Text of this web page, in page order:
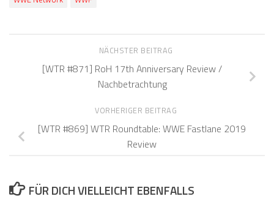
NÄCHSTER BEITRAG
[WTR #871] RoH 17th Anniversary Review /
Nachbetrachtung
VORHERIGER BEITRAG
[WTR #869] WTR Roundtable: WWE Fastlane 2019
Review
FÜR DICH VIELLEICHT EBENFALLS